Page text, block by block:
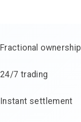
Fractional ownership
24/7 trading
Instant settlement